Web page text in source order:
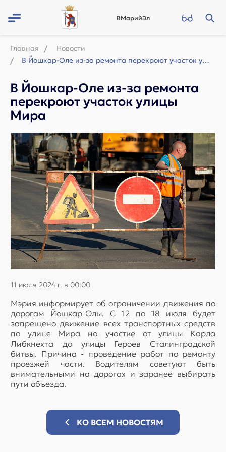
ВМарийЭл
Главная
Новости
В Йошкар-Оле из-за ремонта перекроют участок улицы Мира
В Йошкар-Оле из-за ремонта
перекроют участок улицы
Мира
11 июля 2024 г. в 00:00
Мэрия информирует об ограничении движения по
дорогам Йошкар-Олы. С 12 по 18 июля будет
запрещено движение всех транспортных средств
по улице Мира на участке от улицы Карла
Либкнехта до улицы Героев Сталинградской
битвы. Причина - проведение работ по ремонту
проезжей части. Водителям советуют быть
внимательными на дорогах и заранее выбирать
пути объезда.
КО ВСЕМ НОВОСТЯМ